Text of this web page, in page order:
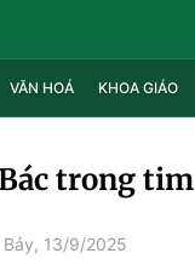
VĂN HOÁ KHOA GIÁO
trong tim
13/9/2025